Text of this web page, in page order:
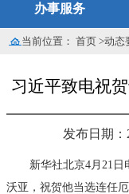
办事服务
当前位置：首页 >动态
习近平致电祝
发布日期：
新华社北京4月21日
沃亚，祝贺他当选连任